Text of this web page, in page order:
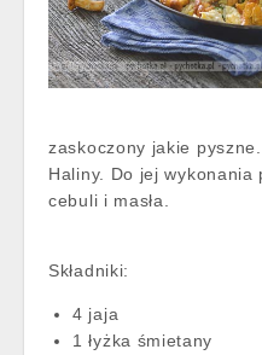
zaskoczony jakie
Haliny. Do jej
cebuli i masła.
Składniki:
4 jaja
1 łyżka śmietany